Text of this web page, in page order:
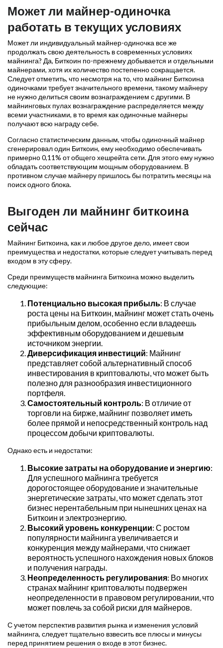
Может ли майнер-одиночка
работать в текущих условиях
Может ли индивидуальный майнер-одиночка все же
продолжать свою деятельность в современных условиях
майнинга? Да, Биткоин по-прежнему добывается и отдельными
майнерами, хотя их количество постепенно сокращается.
Следует отметить, что несмотря на то, что майнинг Биткоина
одиночками требует значительного времени, такому майнеру
не нужно делиться своим вознаграждением с другими. В
майнинговых пулах вознаграждение распределяется между
всеми участниками, в то время как одиночные майнеры
получают всю награду себе.
Согласно статистическим данным, чтобы одиночный майнер
сгенерировал один Биткоин, ему необходимо обеспечивать
примерно 0,11% от общего хешрейта сети. Для этого ему нужно
обладать соответствующим мощным оборудованием. В
противном случае майнеру пришлось бы потратить месяцы на
поиск одного блока.
Выгоден ли майнинг биткоина
сейчас
Майнинг Биткоина, как и любое другое дело, имеет свои
преимущества и недостатки, которые следует учитывать перед
входом в эту сферу.
Среди преимуществ майнинга Биткоина можно выделить
следующие:
Потенциально высокая прибыль: В случае
роста цены на Биткоин, майнинг может стать очень
прибыльным делом, особенно если владеешь
эффективным оборудованием и дешевым
источником энергии.
Диверсификация инвестиций: Майнинг
представляет собой альтернативный способ
инвестирования в криптовалюты, что может быть
полезно для разнообразия инвестиционного
портфеля.
Самостоятельный контроль: В отличие от
торговли на бирже, майнинг позволяет иметь
более прямой и непосредственный контроль над
процессом добычи криптовалюты.
Однако есть и недостатки:
Высокие затраты на оборудование и энергию:
Для успешного майнинга требуется
дорогостоящее оборудование и значительные
энергетические затраты, что может сделать этот
бизнес нерентабельным при нынешних ценах на
Биткоин и электроэнергию.
Высокий уровень конкуренции: С ростом
популярности майнинга увеличивается и
конкуренция между майнерами, что снижает
вероятность успешного нахождения новых блоков
и получения награды.
Неопределенность регулирования: Во многих
странах майнинг криптовалюты подвержен
неопределенности в правовом регулировании, что
может повлечь за собой риски для майнеров.
С учетом перспектив развития рынка и изменения условий
майнинга, следует тщательно взвесить все плюсы и минусы
перед принятием решения о входе в этот бизнес.